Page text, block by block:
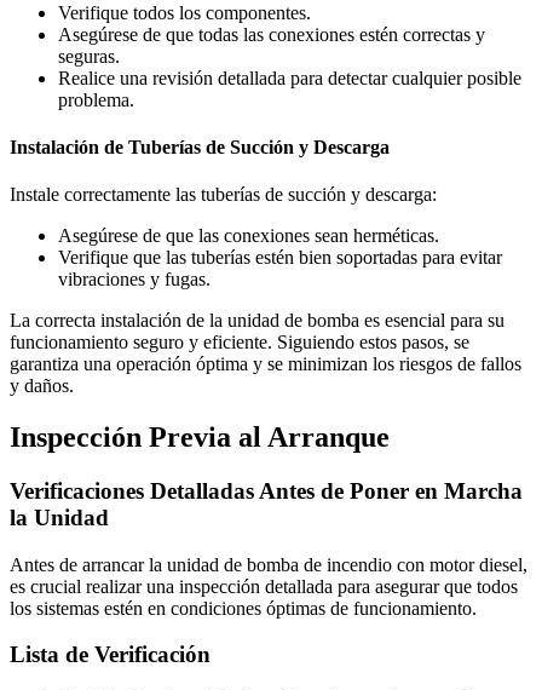
Verifique todos los componentes.
Asegúrese de que todas las conexiones estén correctas y
seguras.
Realice una revisión detallada para detectar cualquier posible
problema.
Instalación de Tuberías de Succión y Descarga
Instale correctamente las tuberías de succión y descarga:
Asegúrese de que las conexiones sean herméticas.
Verifique que las tuberías estén bien soportadas para evitar
vibraciones y fugas.
La correcta instalación de la unidad de bomba es esencial para su
funcionamiento seguro y eficiente. Siguiendo estos pasos, se
garantiza una operación óptima y se minimizan los riesgos de fallos
y daños.
Inspección Previa al Arranque
Verificaciones Detalladas Antes de Poner en Marcha
la Unidad
Antes de arrancar la unidad de bomba de incendio con motor diesel,
es crucial realizar una inspección detallada para asegurar que todos
los sistemas estén en condiciones óptimas de funcionamiento.
Lista de Verificación